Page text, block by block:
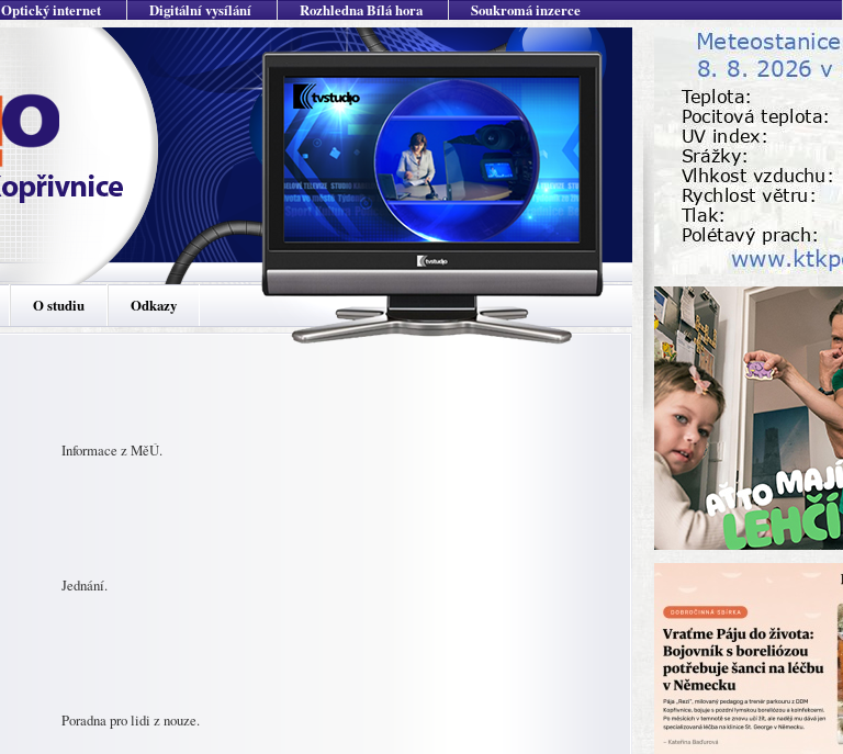
Optický internet Digitální vysílání Rozhledna Bílá hora Soukromá inzerce
O studiu Odkazy
Informace z MěÚ.
Jednání.
Poradna pro lidi z nouze.